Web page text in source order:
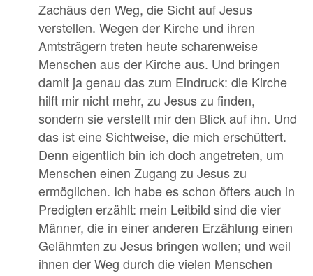
Zachäus den Weg, die Sicht auf Jesus
verstellen. Wegen der Kirche und ihren
Amtsträgern treten heute scharenweise
Menschen aus der Kirche aus. Und bringen
damit ja genau das zum Eindruck: die Kirche
hilft mir nicht mehr, zu Jesus zu finden,
sondern sie verstellt mir den Blick auf ihn. Und
das ist eine Sichtweise, die mich erschüttert.
Denn eigentlich bin ich doch angetreten, um
Menschen einen Zugang zu Jesus zu
ermöglichen. Ich habe es schon öfters auch in
Predigten erzählt: mein Leitbild sind die vier
Männer, die in einer anderen Erzählung einen
Gelähmten zu Jesus bringen wollen; und weil
ihnen der Weg durch die vielen Menschen